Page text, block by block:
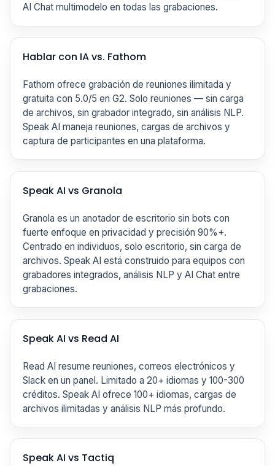
AI Chat multimodelo en todas las grabaciones.
Hablar con IA vs. Fathom
Fathom ofrece grabación de reuniones ilimitada y
gratuita con 5.0/5 en G2. Solo reuniones — sin carga
de archivos, sin grabador integrado, sin análisis NLP.
Speak AI maneja reuniones, cargas de archivos y
captura de participantes en una plataforma.
Speak AI vs Granola
Granola es un anotador de escritorio sin bots con
fuerte enfoque en privacidad y precisión 90%+.
Centrado en individuos, solo escritorio, sin carga de
archivos. Speak AI está construido para equipos con
grabadores integrados, análisis NLP y AI Chat entre
grabaciones.
Speak AI vs Read AI
Read AI resume reuniones, correos electrónicos y
Slack en un panel. Limitado a 20+ idiomas y 100-300
créditos. Speak AI ofrece 100+ idiomas, cargas de
archivos ilimitadas y análisis NLP más profundo.
Speak AI vs Tactiq